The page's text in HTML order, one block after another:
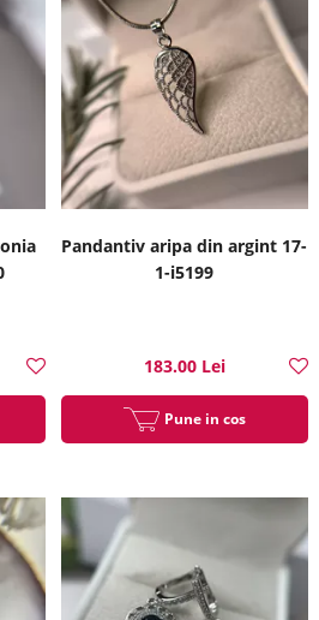
Pandantiv aripa din argint 17-
1-i5199
183.00 Lei
Pune in cos